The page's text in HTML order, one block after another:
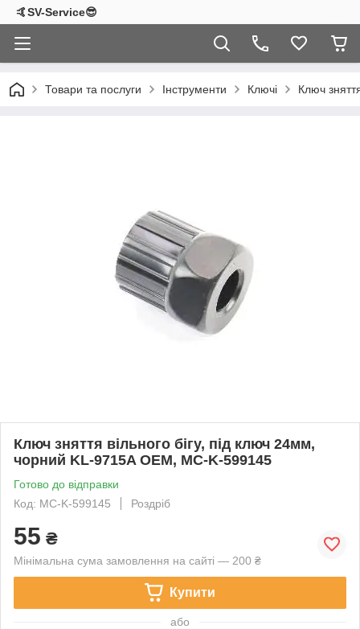
🤙SV-Service😎
Товари та послуги Інструменти Ключі Ключ
Ключ зняття вільного бігу, під ключ 24мм,
чорний KL-9715A OEM, MC-K-599145
Готово до відправки
Код: MC-K-599145
Роздріб
55 ₴
Мінімальна сума замовлення на сайті — 200 ₴
Купити
або